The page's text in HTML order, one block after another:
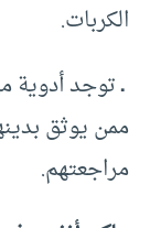
الكربات.
ـتوجد أدوية
ممن يوثق
مراجعتهم.